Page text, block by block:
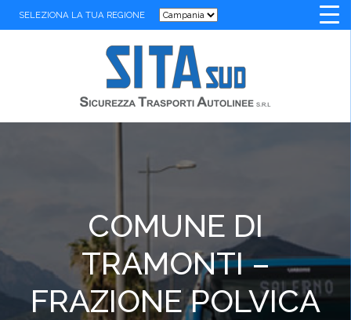
SELEZIONA LA TUA REGIONE
COMUNE DI
TRAMONTI –
FRAZIONE POLVICA